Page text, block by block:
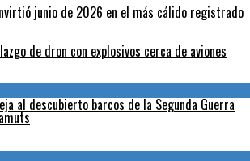
junio de 2026 en el más cálido registrado
de dron con explosivos cerca de aviones
al descubierto barcos de la Segunda Guerra